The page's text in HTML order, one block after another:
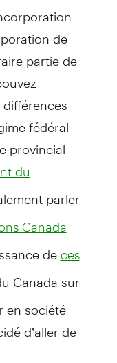
de
partie de
fédéral
provincial
du
parler
Canada
de ces
Canada sur
en société
d’aller de